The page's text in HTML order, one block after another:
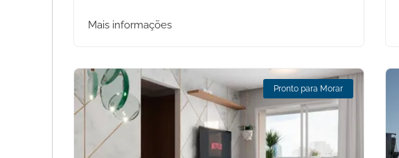
Mais informações
Pronto para Morar